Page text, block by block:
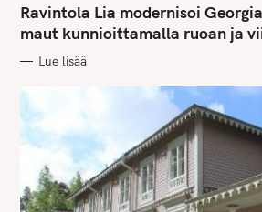
T
E
G
O
I
Ravintola Lia modernisoi
maut kunnioittamalla ruoan ja
Lue lisää